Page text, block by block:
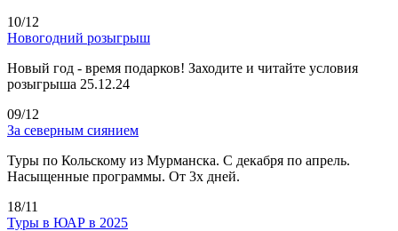
10/12
Новогодний розыгрыш
Новый год - время подарков! Заходите и читайте условия
розыгрыша 25.12.24
09/12
За северным сиянием
Туры по Кольскому из Мурманска. С декабря по апрель.
Насыщенные программы. От 3х дней.
18/11
Туры в ЮАР в 2025